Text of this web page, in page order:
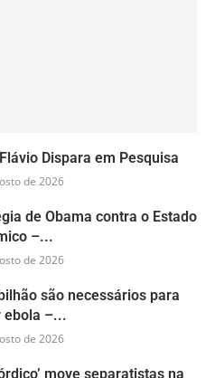
Dispara em Pesquisa
de 2026
de Obama contra o Estado
–...
de 2026
são necessários para
ebola –...
de 2026
move separatistas na